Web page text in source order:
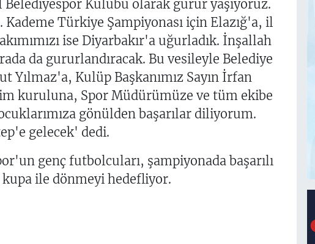
Kulübü olarak gurur yaşıyoruz.
Türkiye Şampiyonası için Elazığ'a, il
ise Diyarbakır'a uğurladık. İnşallah
da gururlandıracak. Bu vesileyle Belediye
Yılmaz'a, Kulüp Başkanımız Sayın İrfan
kuruluna, Spor Müdürümüze ve tüm ekibe
gönülden başarılar diliyorum.
gelecek' dedi.
genç futbolcuları, şampiyonada başarılı
ile dönmeyi hedefliyor.